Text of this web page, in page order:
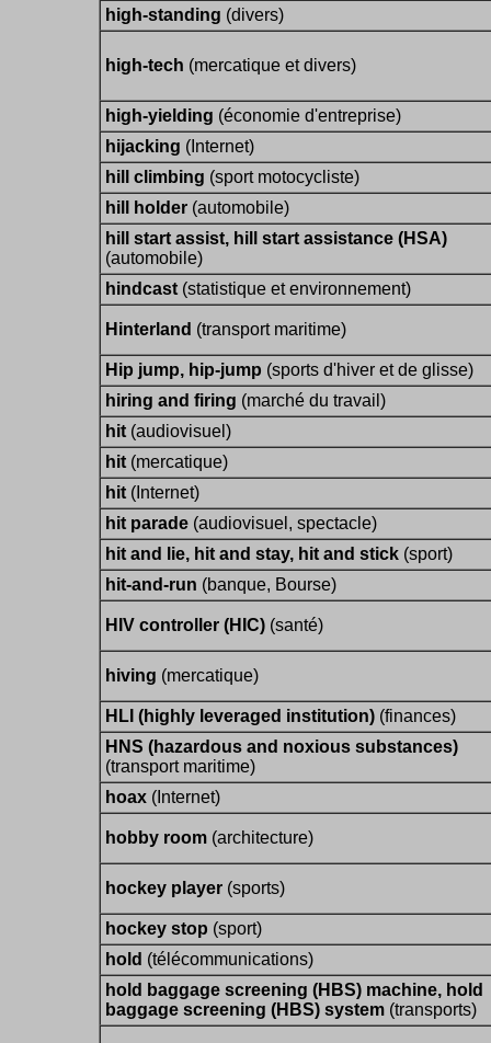
high-standing (divers)
high-tech (mercatique et divers)
high-yielding (économie d'entreprise)
hijacking (Internet)
hill climbing (sport motocycliste)
hill holder (automobile)
hill start assist, hill start assistance (HSA)
(automobile)
hindcast (statistique et environnement)
Hinterland (transport maritime)
Hip jump, hip-jump (sports d'hiver et de glisse)
hiring and firing (marché du travail)
hit (audiovisuel)
hit (mercatique)
hit (Internet)
hit parade (audiovisuel, spectacle)
hit and lie, hit and stay, hit and stick (sport)
hit-and-run (banque, Bourse)
HIV controller (HIC) (santé)
hiving (mercatique)
HLI (highly leveraged institution) (finances)
HNS (hazardous and noxious substances)
(transport maritime)
hoax (Internet)
hobby room (architecture)
hockey player (sports)
hockey stop (sport)
hold (télécommunications)
hold baggage screening (HBS) machine, hold
baggage screening (HBS) system (transports)